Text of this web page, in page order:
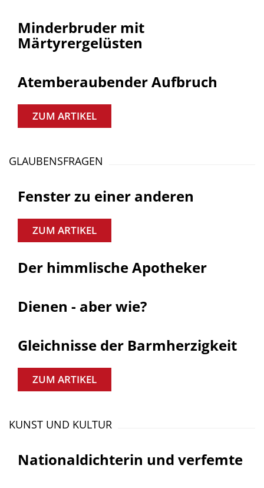
Minderbruder mit
Märtyrergelüsten
Atemberaubender Aufbruch
ZUM ARTIKEL
GLAUBENSFRAGEN
Fenster zu einer anderen
ZUM ARTIKEL
Der himmlische Apotheker
Dienen - aber wie?
Gleichnisse der Barmherzigkeit
ZUM ARTIKEL
KUNST UND KULTUR
Nationaldichterin und verfemte